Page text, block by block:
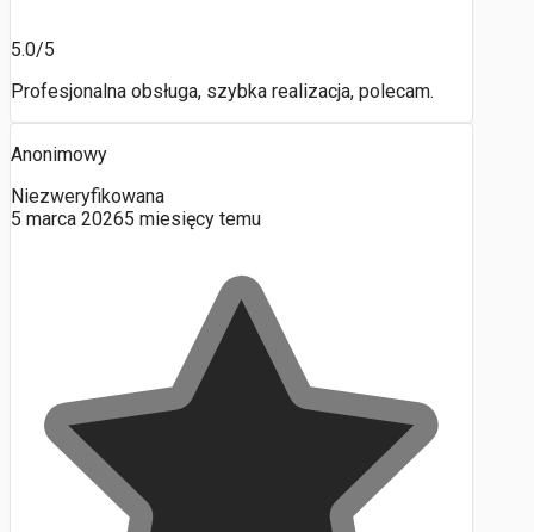
5.0/5
Profesjonalna obsługa, szybka realizacja, polecam.
Anonimowy
Niezweryfikowana
5 marca 20265 miesięcy temu